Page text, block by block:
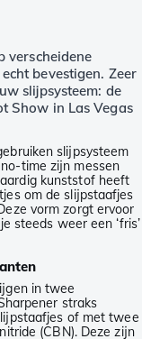
verscheidene
bevestigen. Zeer
slijpsysteem: de
Show in Las Vegas
slijpsysteem
time zijn messen
kunststof heeft
om de slijpstaafjes
vorm zorgt ervoor
steeds weer een ‘fris’
in twee
straks
of met twee
(CBN). Deze zijn